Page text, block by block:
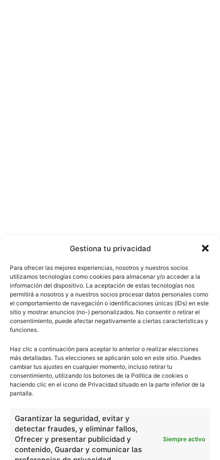
Gestiona tu privacidad
Para ofrecer las mejores experiencias, nosotros y nuestros socios
utilizamos tecnologías como cookies para almacenar y/o acceder a la
información del dispositivo. La aceptación de estas tecnologías nos
permitirá a nosotros y a nuestros socios procesar datos personales como
el comportamiento de navegación o identificaciones únicas (IDs) en este
sitio y mostrar anuncios (no-) personalizados. No consentir o retirar el
consentimiento, puede afectar negativamente a ciertas características y
funciones.
Haz clic a continuación para aceptar lo anterior o realizar elecciones
más detalladas. Tus elecciones se aplicarán solo en este sitio. Puedes
cambiar tus ajustes en cualquier momento, incluso retirar tu
consentimiento, utilizando los botones de la Política de cookies o
haciendo clic en el icono de Privacidad situado en la parte inferior de la
pantalla.
Garantizar la seguridad, evitar y
detectar fraudes, y eliminar fallos,
Ofrecer y presentar publicidad y
contenido, Guardar y comunicar las
Siempre activo